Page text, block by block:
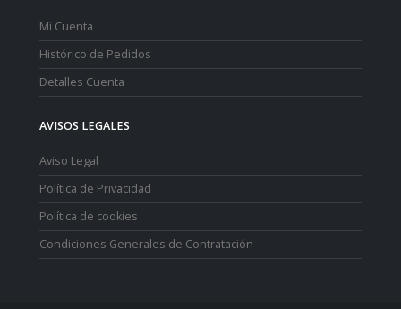
Mi Cuenta
Histórico de Pedidos
Detalles Cuenta
AVISOS LEGALES
Aviso Legal
Política de Privacidad
Política de cookies
Condiciones Generales de Contratación